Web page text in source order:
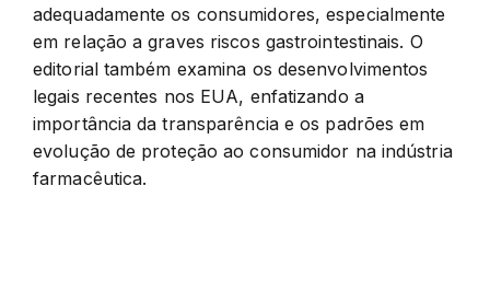
adequadamente os consumidores, especialmente
em relação a graves riscos gastrointestinais. O
editorial também examina os desenvolvimentos
legais recentes nos EUA, enfatizando a
importância da transparência e os padrões em
evolução de proteção ao consumidor na indústria
farmacêutica.